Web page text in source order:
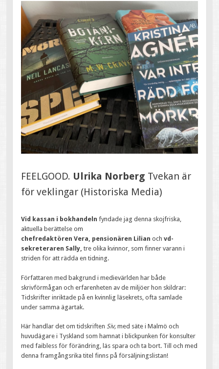
FEELGOOD. Ulrika Norberg Tvekan är
för veklingar (Historiska Media)
Vid kassan i bokhandeln fyndade jag denna skojfriska,
aktuella berättelse om
chefredaktören Vera, pensionären Lilianoch vd-
sekreteraren Sally, tre olika kvinnor, som finner varann i
striden för att rädda en tidning.
Författaren med bakgrund i medievärlden har både
skrivförmågan och erfarenheten av de miljöer hon skildrar:
Tidskrifter inriktade på en kvinnlig läsekrets, ofta samlade
under samma ägartak.
Här handlar det om tidskriftenSiv, med säte i Malmö och
huvudägare i Tyskland som hamnat i blickpunken för konsulter
med faibless för förändring, läs spara och ta bort. Till och med
denna framgångsrika titel finns på försäljningslistan!